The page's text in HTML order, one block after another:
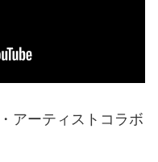
アーティストコラボ